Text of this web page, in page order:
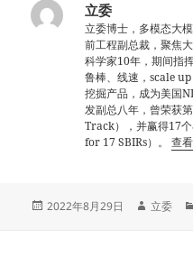
立委
立委博士，多模态大
前工程副总裁，聚焦
科学家10年，期间指
鲁棒、线速，scale
挖掘产品，成为美国
发副总八年，曾荣获
Track），并赢得17
for 17 SBIRs）。查
发
2022年8月29日
作
立委